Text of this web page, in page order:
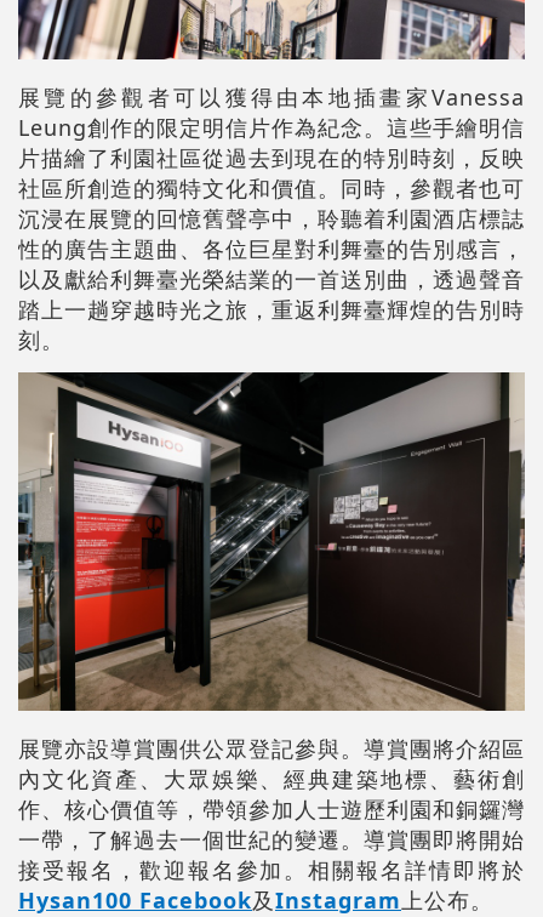
展覽的參觀者可以獲得由本地插畫家Vanessa
Leung創作的限定明信片作為紀念。這些手繪明信
片描繪了利園社區從過去到現在的特別時刻，反映
社區所創造的獨特文化和價值。同時，參觀者也可
沉浸在展覽的回憶舊聲亭中，聆聽着利園酒店標誌
性的廣告主題曲、各位巨星對利舞臺的告別感言，
以及獻給利舞臺光榮結業的一首送別曲，透過聲音
踏上一趟穿越時光之旅，重返利舞臺輝煌的告別時
刻。
展覽亦設導賞團供公眾登記參與。導賞團將介紹區
內文化資產、大眾娛樂、經典建築地標、藝術創
作、核心價值等，帶領參加人士遊歷利園和銅鑼灣
一帶，了解過去一個世紀的變遷。導賞團即將開始
接受報名，歡迎報名參加。相關報名詳情即將於
Hysan100 Facebook及Instagram上公布。